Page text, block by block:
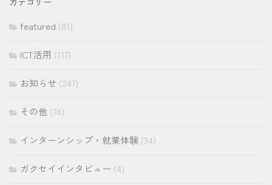
featured (81)
ICT活用 (117)
お知らせ (247)
その他 (74)
インターンシップ・就業体験 (34)
ガクセイインタビュー (4)